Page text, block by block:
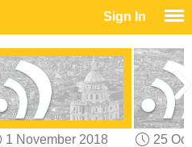
Sign In
1 November 2018
25